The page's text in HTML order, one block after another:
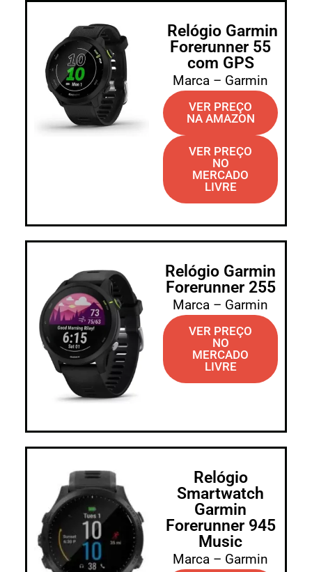
Relógio Garmin
Forerunner 55
com GPS
Marca – Garmin
VER PREÇO
NA AMAZON
VER PREÇO
NO
MERCADO
LIVRE
Relógio Garmin
Forerunner 255
Marca – Garmin
VER PREÇO
NO
MERCADO
LIVRE
Relógio
Smartwatch
Garmin
Forerunner 945
Music
Marca – Garmin